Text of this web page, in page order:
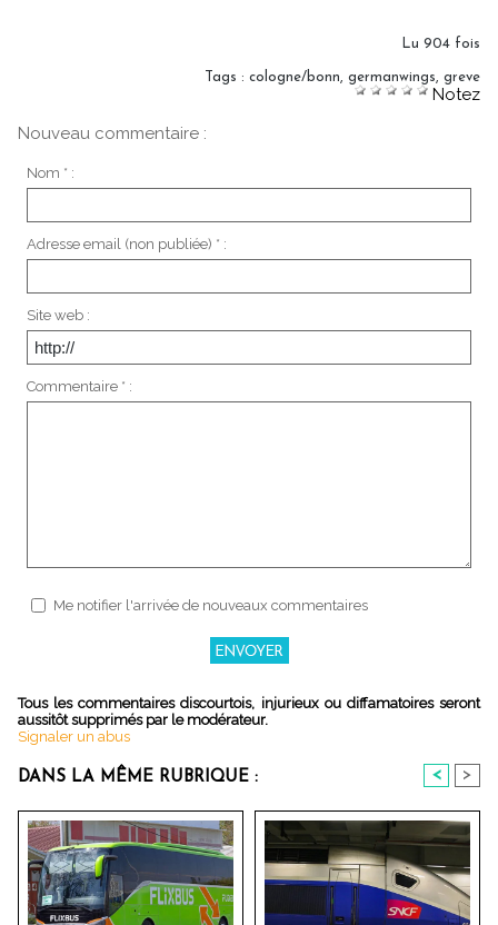
Lu 904 fois
Tags : cologne/bonn, germanwings, greve
Notez
Nouveau commentaire :
Nom * :
Adresse email (non publiée) * :
Site web :
Commentaire * :
Me notifier l'arrivée de nouveaux commentaires
Tous les commentaires discourtois, injurieux ou diffamatoires seront
aussitôt supprimés par le modérateur.
Signaler un abus
DANS LA MÊME RUBRIQUE : < >